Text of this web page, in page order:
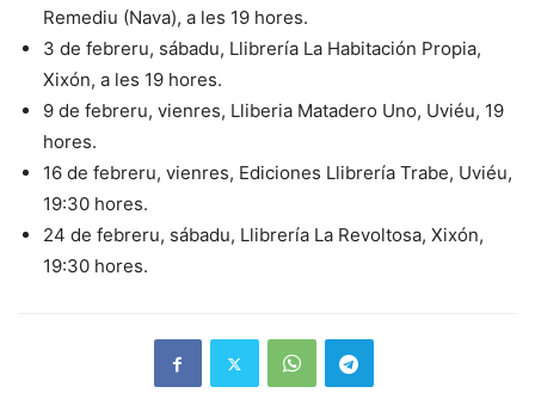
Remediu (Nava), a les 19 hores.
3 de febreru, sábadu, Llibrería La Habitación Propia,
Xixón, a les 19 hores.
9 de febreru, vienres, Lliberia Matadero Uno, Uviéu, 19
hores.
16 de febreru, vienres, Ediciones Llibrería Trabe, Uviéu,
19:30 hores.
24 de febreru, sábadu, Llibrería La Revoltosa, Xixón,
19:30 hores.